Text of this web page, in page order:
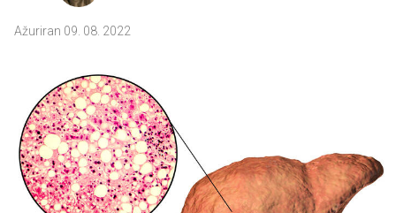
Ažuriran 09. 08. 2022